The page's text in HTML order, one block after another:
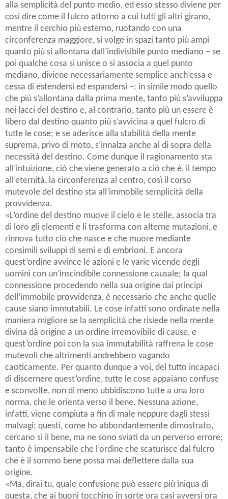
alla semplicità del punto medio, ed esso stesso diviene per
così dire come il fulcro attorno a cui tutti gli altri girano,
mentre il cerchio più esterno, ruotando con una
circonferenza maggiore, si volge in spazi tanto più ampi
quanto più si allontana dall’indivisibile punto mediano – se
poi qualche cosa si unisce o si associa a quel punto
mediano, diviene necessariamente semplice anch’essa e
cessa di estendersi ed espandersi –: in simile modo quello
che più s’allontana dalla prima mente, tanto più s’avviluppa
nei lacci del destino e, al contrario, tanto più un essere è
libero dal destino quanto più s’avvicina a quel fulcro di
tutte le cose; e se aderisce alla stabilità della mente
suprema, privo di moto, s’innalza anche al di sopra della
necessità del destino. Come dunque il ragionamento sta
all’intuizione, ciò che viene generato a ciò che è, il tempo
all’eternità, la circonferenza al centro, così il corso
mutevole del destino sta all’immobile semplicità della
provvidenza.
«L’ordine del destino muove il cielo e le stelle, associa tra
di loro gli elementi e li trasforma con alterne mutazioni, e
rinnova tutto ciò che nasce e che muore mediante
consimili sviluppi di semi e di embrioni. E ancora
quest’ordine avvince le azioni e le varie vicende degli
uomini con un’inscindibile connessione causale; la qual
connessione procedendo nella sua origine dai principi
dell’immobile provvidenza, è necessario che anche quelle
cause siano immutabili. Le cose infatti sono ordinate nella
maniera migliore se la semplicità che risiede nella mente
divina dà origine a un ordine irremovibile di cause, e
quest’ordine poi con la sua immutabilità raffrena le cose
mutevoli che altrimenti andrebbero vagando
caoticamente. Per quanto dunque a voi, del tutto incapaci
di discernere quest’ordine, tutte le cose appaiano confuse
e sconvolte, non di meno ubbidiscono tutte a una loro
norma, che le orienta verso il bene. Nessuna azione,
infatti, viene compiuta a fin di male neppure dagli stessi
malvagi; questi, come ho abbondantemente dimostrato,
cercano sì il bene, ma ne sono sviati da un perverso errore;
tanto è impensabile che l’ordine che scaturisce dal fulcro
che è il sommo bene possa mai deflettere dalla sua
origine.
«Ma, dirai tu, quale confusione può essere più iniqua di
questa, che ai buoni tocchino in sorte ora casi avversi ora